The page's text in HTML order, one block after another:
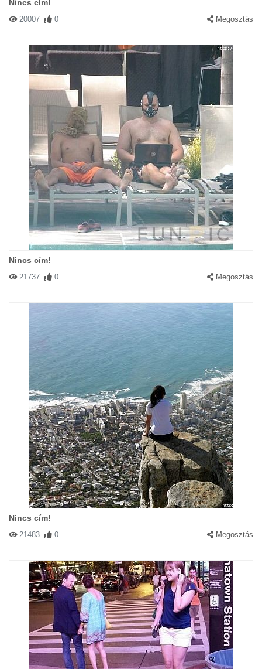
Nincs cím!
20007 0 Megosztás
Nincs cím!
21737 0 Megosztás
Nincs cím!
21483 0 Megosztás